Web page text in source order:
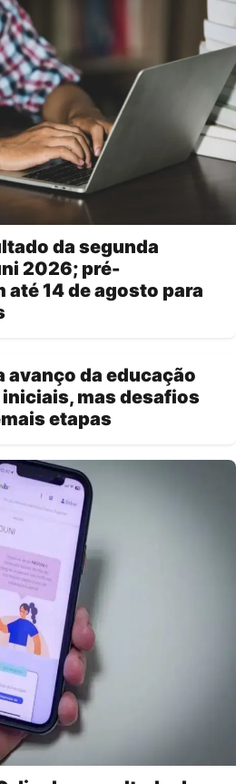
da segunda
2026; pré-
14 de agosto para
avanço da educação
mas desafios
etapas